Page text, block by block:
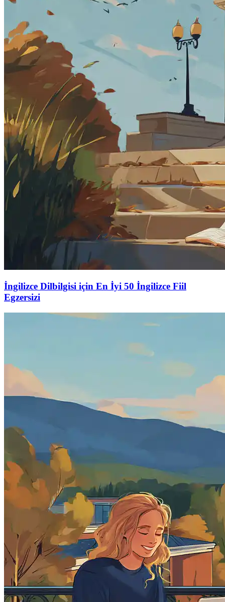
İngilizce Dilbilgisi için En İyi 50 İngilizce Fiil
Egzersizi